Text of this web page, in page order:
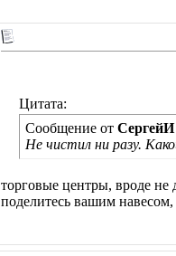
Цитата:
Сообщение от СергейИ
Не чистил ни разу.
торговые центры, вроде не
поделитесь вашим навесом,